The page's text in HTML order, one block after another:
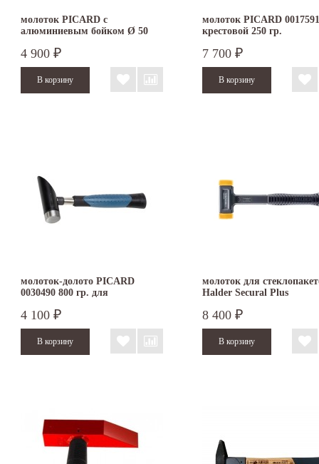
молоток PICARD с
алюминиевым бойком Ø 50
4 900 ₽
молоток PICARD 0017591
крестовой 250 гр.
7 700 ₽
молоток-долото PICARD
0030490 800 гр. для
4 100 ₽
молоток для
Halder Secural Plus
3380.140
8 400 ₽